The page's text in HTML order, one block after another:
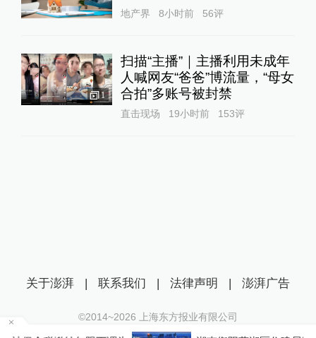
地产界 8小时前 56评
1
扫描“主播”｜主播利用未成年
人喊网友“爸爸”博流量，“母女
合拍”多账号被封禁
直击现场 19小时前 153评
关于澎湃 | 联系我们 | 法律声明 | 澎湃广告
©2014~2026 上海东方报业有限公司
沪ICP证：沪B2-20170116 | 沪ICP备14003370号